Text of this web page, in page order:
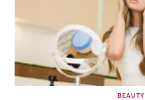
BEAUTY